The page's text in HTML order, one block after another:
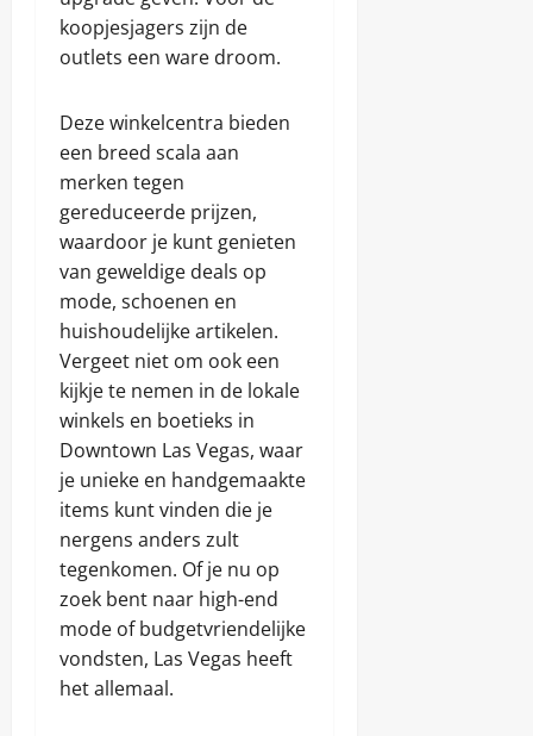
koopjesjagers zijn de
outlets een ware droom.
Deze winkelcentra bieden
een breed scala aan
merken tegen
gereduceerde prijzen,
waardoor je kunt genieten
van geweldige deals op
mode, schoenen en
huishoudelijke artikelen.
Vergeet niet om ook een
kijkje te nemen in de lokale
winkels en boetieks in
Downtown Las Vegas, waar
je unieke en handgemaakte
items kunt vinden die je
nergens anders zult
tegenkomen. Of je nu op
zoek bent naar high-end
mode of budgetvriendelijke
vondsten, Las Vegas heeft
het allemaal.